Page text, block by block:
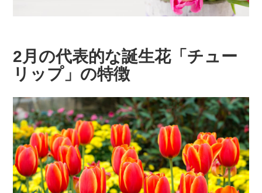
2月の代表的な誕生花「チュー
リップ」の特徴